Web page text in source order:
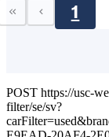
First page
1
POST https://usc-
filter/se/sv?